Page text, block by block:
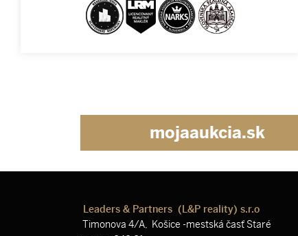
mojaaukcia.sk
Leaders & Partners (L&P reality) s.r.o
Timonova 4/A, Košice -mestská časť Staré